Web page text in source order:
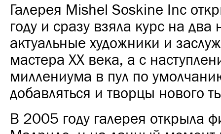
Галерея Mishel Soskine Inc
году и сразу взяла курс на
актуальные художники и
мастера XX века, а с
миллениума в пул по
добавляться и творцы нового
В 2005 году галерея открыла